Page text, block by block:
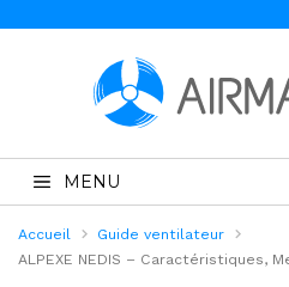
MENU
Accueil
Guide ventilateur
ALPEXE NEDIS – Caractéristiques,